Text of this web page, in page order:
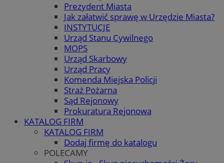
Prezydent Miasta
Jak załatwić sprawę w Urzędzie Miasta?
INSTYTUCJE
Urząd Stanu Cywilnego
MOPS
Urząd Skarbowy
Urząd Pracy
Komenda Miejska Policji
Straż Pożarna
Sąd Rejonowy
Prokuratura Rejonowa
KATALOG FIRM
KATALOG FIRM
Dodaj firmę do katalogu
POLECAMY